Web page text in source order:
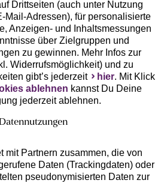
Drittseiten (auch unter Nutzung
Mail-Adressen), für personalisierte
Anzeigen- und Inhaltsmessungen
über Zielgruppen und
zu gewinnen. Mehr Infos zur
Widerrufsmöglichkeit) und zu
gibt’s jederzeit
hier. Mit Klick
ablehnen kannst Du Deine
jederzeit ablehnen.
Datennutzungen
mit Partnern zusammen, die von
Daten (Trackingdaten) oder
pseudonymisierten Daten zur